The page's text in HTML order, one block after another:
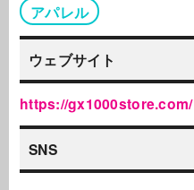
アパレル
ウェブサイト
https://gx1000store.com/
SNS